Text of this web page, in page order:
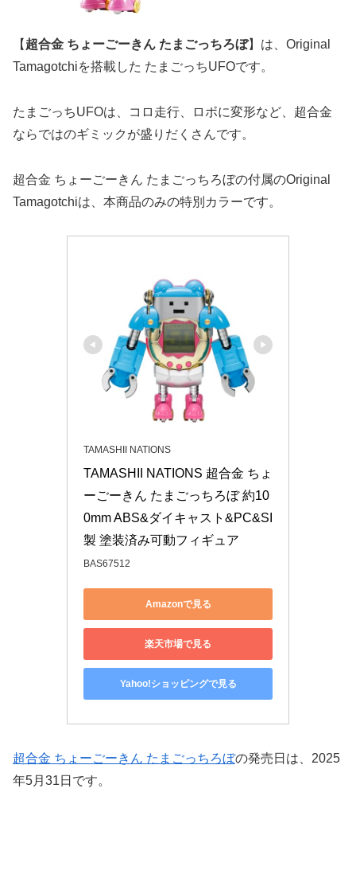
【 超合金 ちょーごーきん たまごっちろぼ】は、Original
Tamagotchiを搭載した たまごっちUFOです。
たまごっちUFOは、コロ走行、ロボに変形など、超合金
ならではのギミックが盛りだくさんです。
超合金 ちょーごーきん たまごっちろぼの付属のOriginal
Tamagotchiは、本商品のみの特別カラーです。
TAMASHII NATIONS
TAMASHII NATIONS 超合金 ちょ
ーごーきん たまごっちろぼ 約10
0mm ABS&ダイキャスト&PC&SI
製 塗装済み可動フィギュア
BAS67512
Amazonで見る
楽天市場で見る
Yahoo!ショッピングで見る
超合金 ちょーごーきん たまごっちろぼの発売日は、2025
年5月31日です。